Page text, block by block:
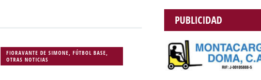
FIORAVANTE DE SIMONE FÚTBOL BASE
OTRAS NOTICIAS
PUBLICIDAD